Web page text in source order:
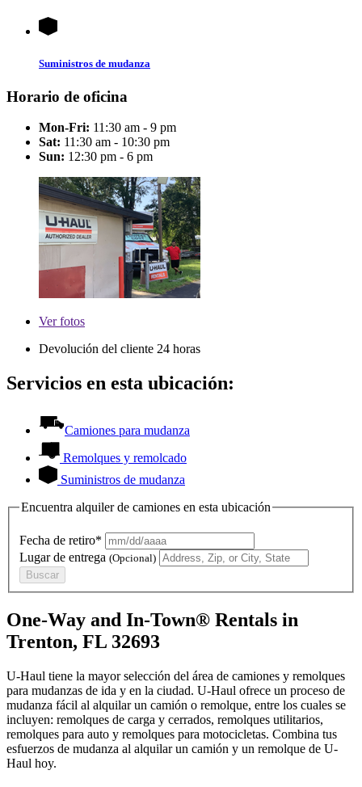
Suministros de mudanza
Horario de oficina
Mon-Fri: 11:30 am - 9 pm
Sat: 11:30 am - 10:30 pm
Sun: 12:30 pm - 6 pm
Verfotos
Devolución del cliente 24 horas
Servicios en esta ubicación:
Camiones para mudanza
Remolques y remolcado
Suministros de mudanza
Encuentra alquiler de camiones en esta ubicación
Fecha de retiro*
Lugar de entrega (Opcional)
Buscar
One-Way and In-Town® Rentals in
Trenton, FL 32693
U-Haul tiene la mayor selección del área de camiones y remolques
para mudanzas de ida y en la ciudad. U-Haul ofrece un proceso de
mudanza fácil al alquilar un camión o remolque, entre los cuales se
incluyen: remolques de carga y cerrados, remolques utilitarios,
remolques para auto y remolques para motocicletas. Combina tus
esfuerzos de mudanza al alquilar un camión y un remolque de U-
Haul hoy.